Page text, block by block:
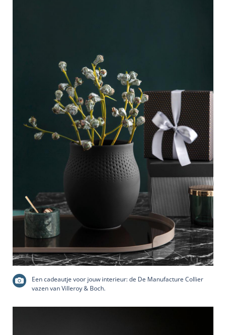
Een cadeautje voor jouw interieur: de De Manufacture Collier
vazen van Villeroy & Boch.